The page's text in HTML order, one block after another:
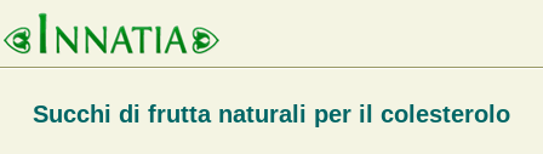
Succhi di frutta naturali per il colesterolo